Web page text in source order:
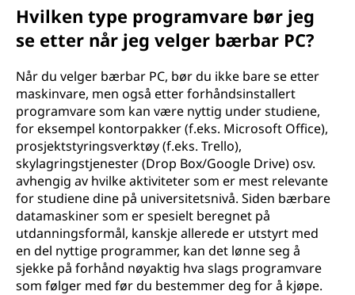
Hvilken type programvare bør jeg
se etter når jeg velger bærbar PC?
Når du velger bærbar PC, bør du ikke bare se etter
maskinvare, men også etter forhåndsinstallert
programvare som kan være nyttig under studiene,
for eksempel kontorpakker (f.eks. Microsoft Office),
prosjektstyringsverktøy (f.eks. Trello),
skylagringstjenester (Drop Box/Google Drive) osv.
avhengig av hvilke aktiviteter som er mest relevante
for studiene dine på universitetsnivå. Siden bærbare
datamaskiner som er spesielt beregnet på
utdanningsformål, kanskje allerede er utstyrt med
en del nyttige programmer, kan det lønne seg å
sjekke på forhånd nøyaktig hva slags programvare
som følger med før du bestemmer deg for å kjøpe.